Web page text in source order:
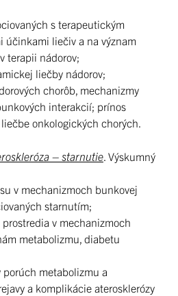
s terapeutickým
účinkami liečiv a na význam
terapii nádorov;
liečby nádorov;
chorôb, mechanizmy
interakcií; prínos
onkologických chorých.
– starnutie. Výskumný
v mechanizmoch bunkovej
starnutím;
v mechanizmoch
metabolizmu, diabetu
metabolizmu a
a komplikácie aterosklerózy